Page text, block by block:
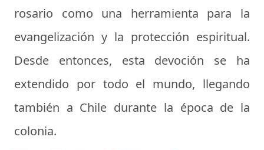
rosario como una herramienta para la
evangelización y la protección espiritual.
Desde entonces, esta devoción se ha
extendido por todo el mundo, llegando
también a Chile durante la época de la
colonia.